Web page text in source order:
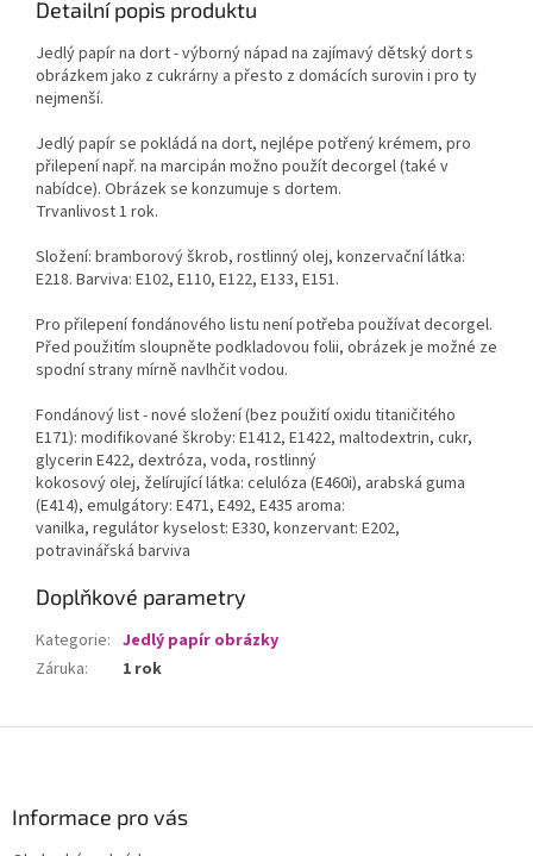
Detailní popis produktu
Jedlý papír na dort - výborný nápad na zajímavý dětský dort s
obrázkem jako z cukrárny a přesto z domácích surovin i pro ty
nejmenší.
Jedlý papír se pokládá na dort, nejlépe potřený krémem, pro
přilepení např. na marcipán možno použít decorgel (také v
nabídce). Obrázek se konzumuje s dortem.
Trvanlivost 1 rok.
Složení: bramborový škrob, rostlinný olej, konzervační látka:
E218. Barviva: E102, E110, E122, E133, E151.
Pro přilepení fondánového listu není potřeba používat decorgel.
Před použitím sloupněte podkladovou folii, obrázek je možné ze
spodní strany mírně navlhčit vodou.
Fondánový list - nové složení (bez použití oxidu titaničitého
E171): modifikované škroby: E1412, E1422, maltodextrin, cukr,
glycerin E422, dextróza, voda, rostlinný
kokosový olej, želírující látka: celulóza (E460i), arabská guma
(E414), emulgátory: E471, E492, E435 aroma:
vanilka, regulátor kyselost: E330, konzervant: E202,
potravinářská barviva
Doplňkové parametry
Kategorie: Jedlý papír obrázky
Záruka: 1 rok
Informace pro vás